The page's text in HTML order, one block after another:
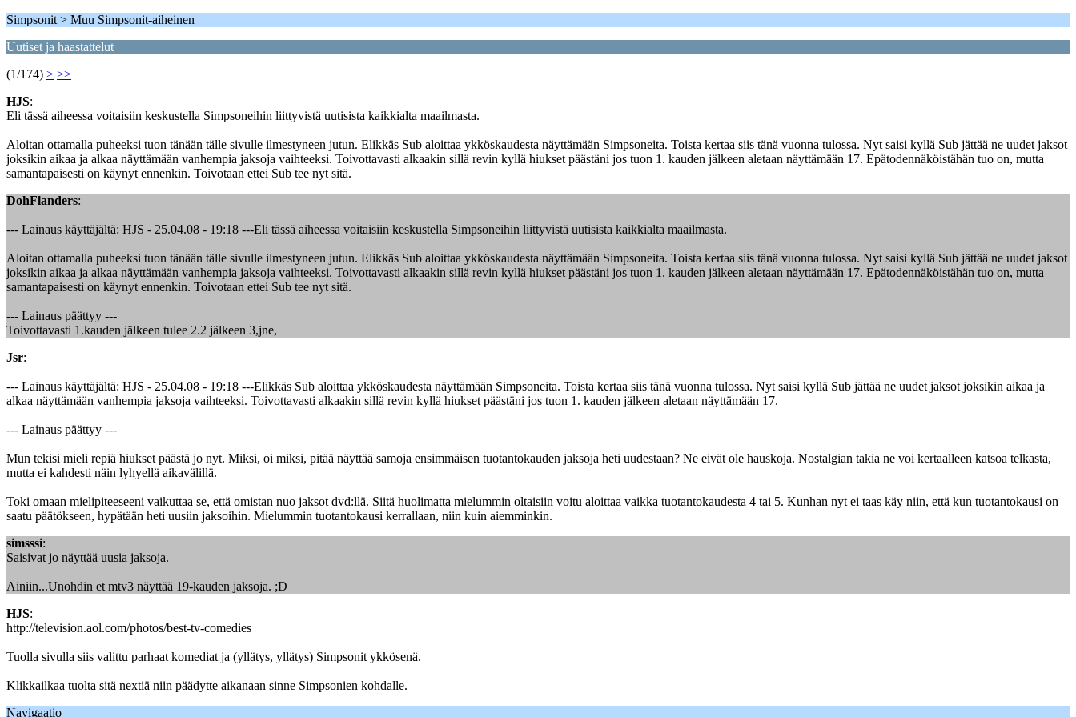
Simpsonit > Muu Simpsonit-aiheinen
Uutiset ja haastattelut
(1/174) > >>
HJS:
Eli tässä aiheessa voitaisiin keskustella Simpsoneihin liittyvistä uutisista kaikkialta maailmasta.
Aloitan ottamalla puheeksi tuon tänään tälle sivulle ilmestyneen jutun. Elikkäs Sub aloittaa ykköskaudesta näyttämään Simpsoneita. Toista kertaa siis tänä vuonna tulossa. Nyt saisi kyllä Sub jättää ne uudet jaksot
joksikin aikaa ja alkaa näyttämään vanhempia jaksoja vaihteeksi. Toivottavasti alkaakin sillä revin kyllä hiukset päästäni jos tuon 1. kauden jälkeen aletaan näyttämään 17. Epätodennäköistähän tuo on, mutta
samantapaisesti on käynyt ennenkin. Toivotaan ettei Sub tee nyt sitä.
DohFlanders:
--- Lainaus käyttäjältä: HJS - 25.04.08 - 19:18 ---Eli tässä aiheessa voitaisiin keskustella Simpsoneihin liittyvistä uutisista kaikkialta maailmasta.
Aloitan ottamalla puheeksi tuon tänään tälle sivulle ilmestyneen jutun. Elikkäs Sub aloittaa ykköskaudesta näyttämään Simpsoneita. Toista kertaa siis tänä vuonna tulossa. Nyt saisi kyllä Sub jättää ne uudet jaksot
joksikin aikaa ja alkaa näyttämään vanhempia jaksoja vaihteeksi. Toivottavasti alkaakin sillä revin kyllä hiukset päästäni jos tuon 1. kauden jälkeen aletaan näyttämään 17. Epätodennäköistähän tuo on, mutta
samantapaisesti on käynyt ennenkin. Toivotaan ettei Sub tee nyt sitä.
--- Lainaus päättyy ---
Toivottavasti 1.kauden jälkeen tulee 2.2 jälkeen 3,jne,
Jsr:
--- Lainaus käyttäjältä: HJS - 25.04.08 - 19:18 ---Elikkäs Sub aloittaa ykköskaudesta näyttämään Simpsoneita. Toista kertaa siis tänä vuonna tulossa. Nyt saisi kyllä Sub jättää ne uudet jaksot joksikin aikaa ja
alkaa näyttämään vanhempia jaksoja vaihteeksi. Toivottavasti alkaakin sillä revin kyllä hiukset päästäni jos tuon 1. kauden jälkeen aletaan näyttämään 17.
--- Lainaus päättyy ---
Mun tekisi mieli repiä hiukset päästä jo nyt. Miksi, oi miksi, pitää näyttää samoja ensimmäisen tuotantokauden jaksoja heti uudestaan? Ne eivät ole hauskoja. Nostalgian takia ne voi kertaalleen katsoa telkasta,
mutta ei kahdesti näin lyhyellä aikavälillä.
Toki omaan mielipiteeseeni vaikuttaa se, että omistan nuo jaksot dvd:llä. Siitä huolimatta mielummin oltaisiin voitu aloittaa vaikka tuotantokaudesta 4 tai 5. Kunhan nyt ei taas käy niin, että kun tuotantokausi on
saatu päätökseen, hypätään heti uusiin jaksoihin. Mielummin tuotantokausi kerrallaan, niin kuin aiemminkin.
simsssi:
Saisivat jo näyttää uusia jaksoja.
Ainiin...Unohdin et mtv3 näyttää 19-kauden jaksoja. ;D
HJS:
http://television.aol.com/photos/best-tv-comedies
Tuolla sivulla siis valittu parhaat komediat ja (yllätys, yllätys) Simpsonit ykkösenä.
Klikkailkaa tuolta sitä nextiä niin päädytte aikanaan sinne Simpsonien kohdalle.
Navigaatio